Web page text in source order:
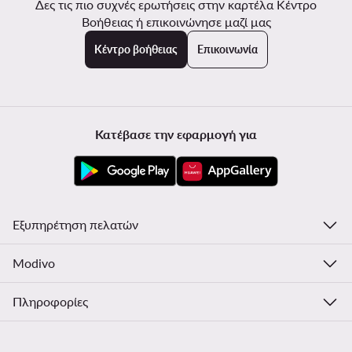
Δες τις πιο συχνές ερωτήσεις στην καρτέλα Κέντρο
Βοήθειας ή επικοινώνησε μαζί μας
Κέντρο βοήθειας Επικοινωνία
Κατέβασε την εφαρμογή για
Εξυπηρέτηση πελατών
Modivo
Πληροφορίες